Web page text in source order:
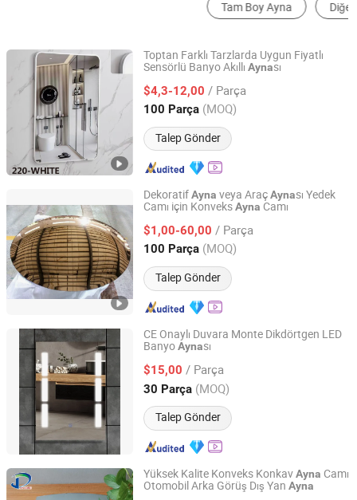
Diğer Aynalar
Toptan Farklı Tarzlarda Uygun Fiyatlı
Sensörlü Banyo Akıllı Aynası
$4,3-12,00 / Parça
100 Parça (MOQ)
Talep Gönder
NEWOW SANITARY WARE CO LTD
Guangdong, China Fiyat 2024
DekoratifAyna veya AraçAynası Yedek
Camı için KonveksAyna Camı
$1,00-60,00 / Parça
100 Parça (MOQ)
Talep Gönder
DEZHOU HAVI ELECTRONICS CO., LTD.
Shandong, China Fiyat 2019
CE Onaylı Duvara Monte Dikdörtgen LED
BanyoAynası
$15,00 / Parça
30 Parça (MOQ)
Talep Gönder
Hangzhou Nuohao Industry Co., Ltd.
Zhejiang, China Fiyat 2014
Yüksek Kalite Konveks KonkavAyna Camı
Otomobil Arka Görüş Dış Yan Ayna
DEZHOU HAVI ELECTRONICS CO., LTD.